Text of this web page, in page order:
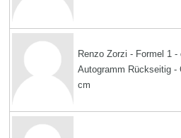
Renzo Zorzi - Formel 1 -
Autogramm Rückseitig -
cm